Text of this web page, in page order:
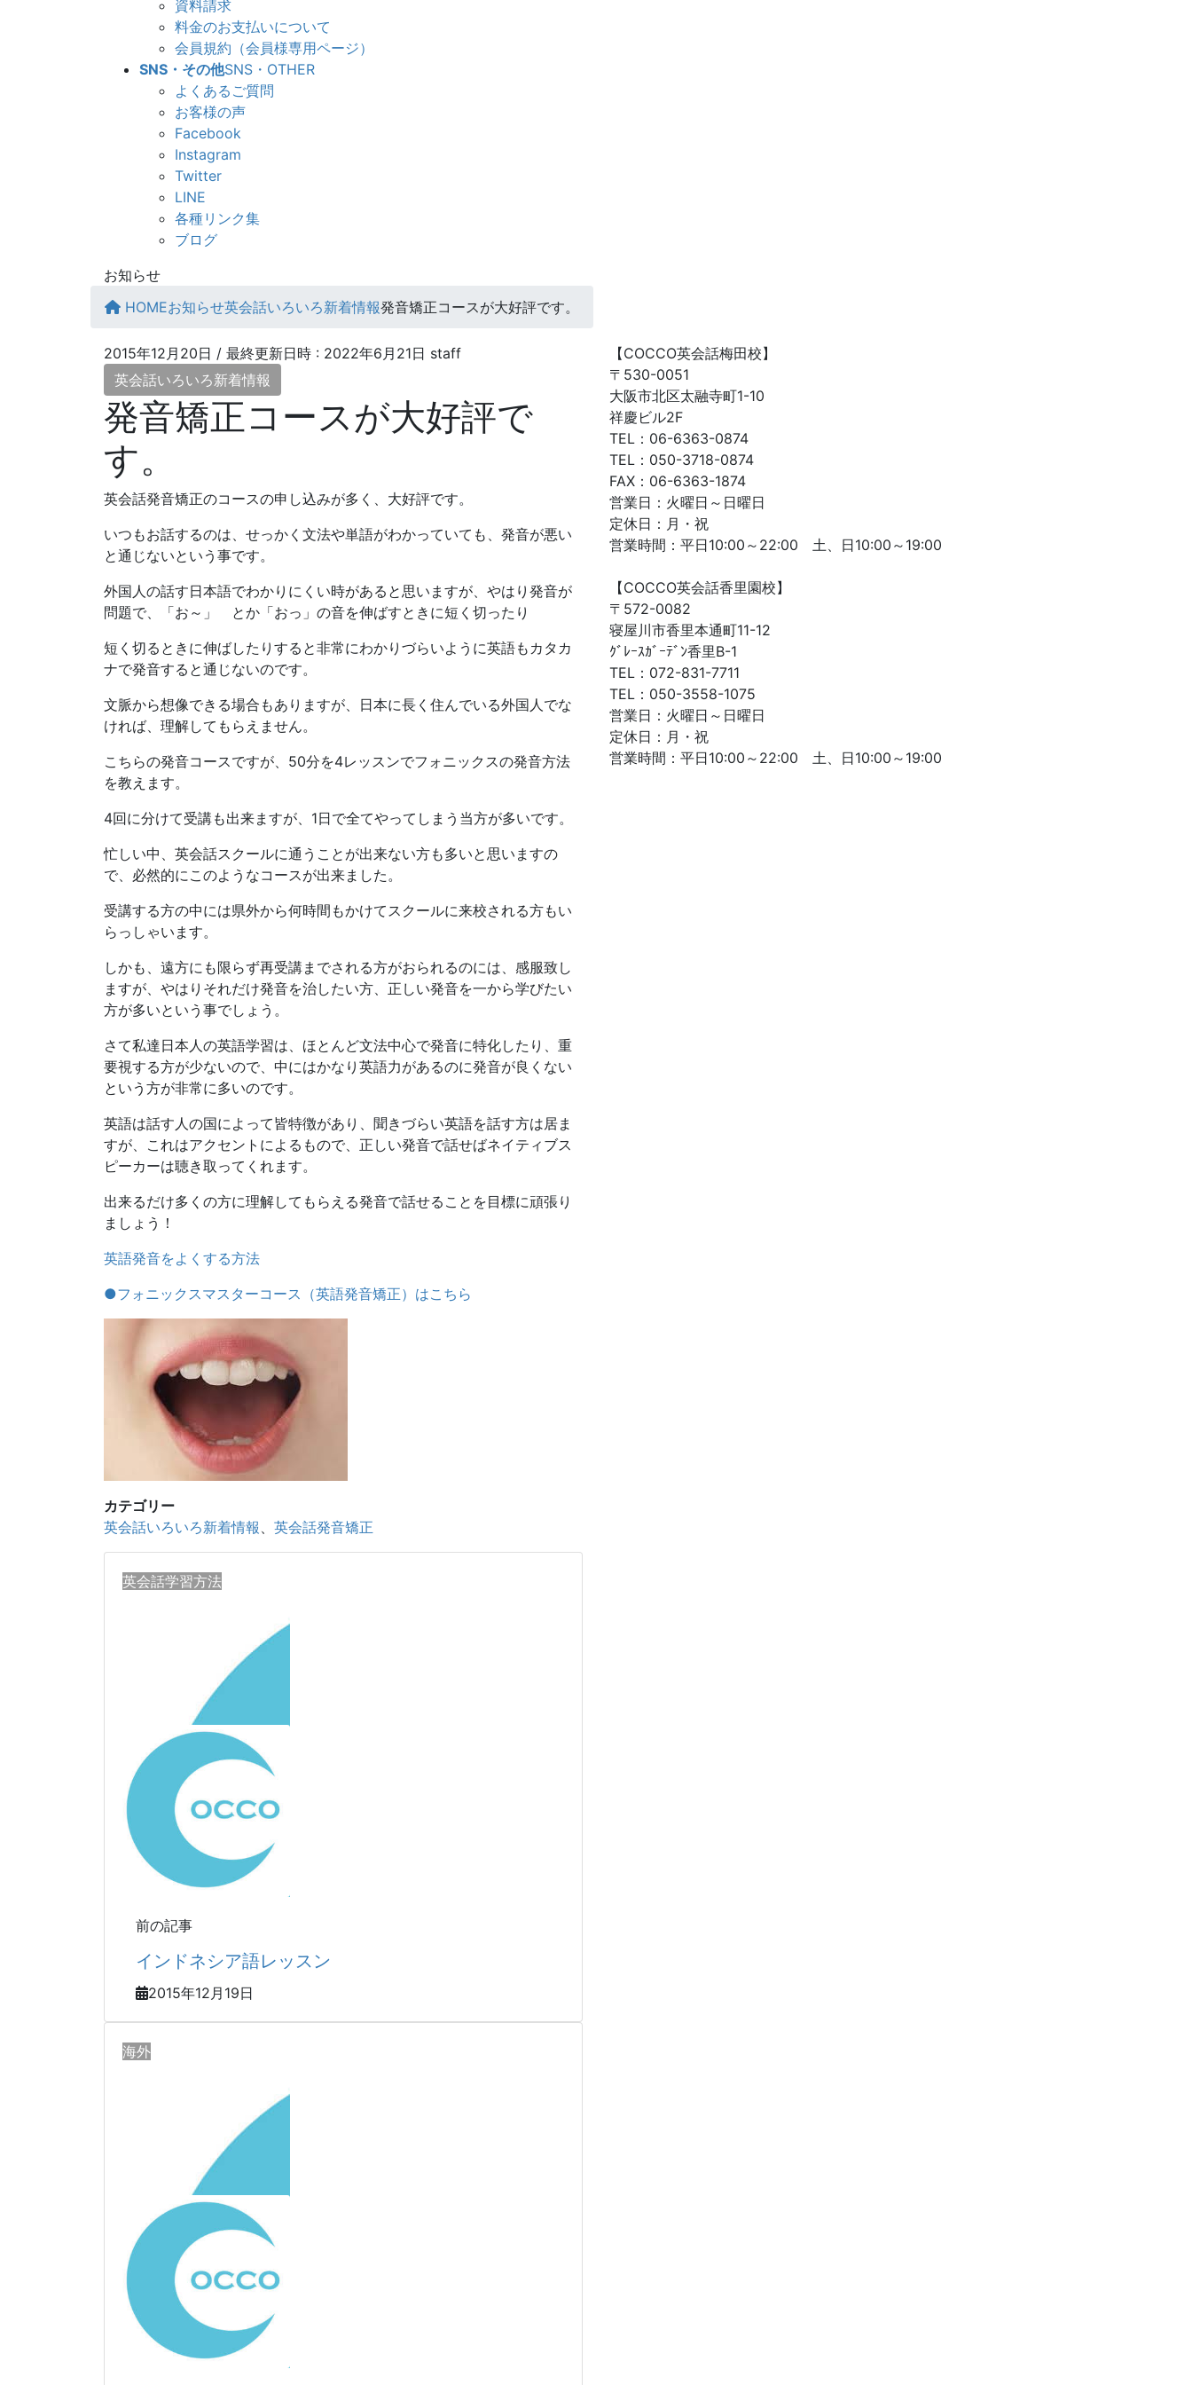
資料請求
料金のお支払いについて
会員規約（会員様専用ページ）
SNS・その他SNS・OTHER
よくあるご質問
お客様の声
Facebook
Instagram
Twitter
LINE
各種リンク集
ブログ
お知らせ
HOMEお知らせ英会話いろいろ新着情報発音矯正コースが大好評です。
2015年12月20日 / 最終更新日時 : 2022年6月21日 staff
英会話いろいろ新着情報
発音矯正コースが大好評で
す。
英会話発音矯正のコースの申し込みが多く、大好評です。
いつもお話するのは、せっかく文法や単語がわかっていても、発音が悪い
と通じないという事です。
外国人の話す日本語でわかりにくい時があると思いますが、やはり発音が
問題で、「お～」 とか「おっ」の音を伸ばすときに短く切ったり
短く切るときに伸ばしたりすると非常にわかりづらいように英語もカタカ
ナで発音すると通じないのです。
文脈から想像できる場合もありますが、日本に長く住んでいる外国人でな
ければ、理解してもらえません。
こちらの発音コースですが、50分を4レッスンでフォニックスの発音方法
を教えます。
4回に分けて受講も出来ますが、1日で全てやってしまう当方が多いです。
忙しい中、英会話スクールに通うことが出来ない方も多いと思いますの
で、必然的にこのようなコースが出来ました。
受講する方の中には県外から何時間もかけてスクールに来校される方もい
らっしゃいます。
しかも、遠方にも限らず再受講までされる方がおられるのには、感服致し
ますが、やはりそれだけ発音を治したい方、正しい発音を一から学びたい
方が多いという事でしょう。
さて私達日本人の英語学習は、ほとんど文法中心で発音に特化したり、重
要視する方が少ないので、中にはかなり英語力があるのに発音が良くない
という方が非常に多いのです。
英語は話す人の国によって皆特徴があり、聞きづらい英語を話す方は居ま
すが、これはアクセントによるもので、正しい発音で話せばネイティブス
ピーカーは聴き取ってくれます。
出来るだけ多くの方に理解してもらえる発音で話せることを目標に頑張り
ましょう！
英語発音をよくする方法
●フォニックスマスターコース（英語発音矯正）はこちら
カテゴリー
英会話いろいろ新着情報 、 英会話発音矯正
英会話学習方法
前の記事
インドネシア語レッスン
2015年12月19日
海外
【COCCO英会話梅田校】
〒530-0051
大阪市北区太融寺町1-10
祥慶ビル2F
TEL：06-6363-0874
TEL：050-3718-0874
FAX：06-6363-1874
営業日：火曜日～日曜日
定休日：月・祝
営業時間：平日10:00～22:00 土、日10:00～19:00
【COCCO英会話香里園校】
〒572-0082
寝屋川市香里本通町11-12
ｸﾞﾚｰｽｶﾞｰﾃﾞﾝ香里B-1
TEL：072-831-7711
TEL：050-3558-1075
営業日：火曜日～日曜日
定休日：月・祝
営業時間：平日10:00～22:00 土、日10:00～19:00